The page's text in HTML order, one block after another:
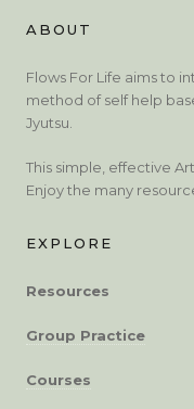
ABOUT
Flows For Life aims to
method of self help
Jyutsu.
This simple, effective
Enjoy the many
EXPLORE
Resources
Group Practice
Courses